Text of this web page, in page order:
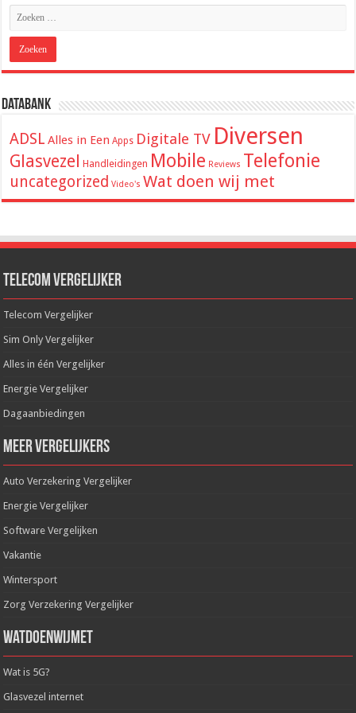
Databank
ADSL Alles in Een Apps Digitale TV Diversen
Glasvezel Handleidingen Mobile Reviews Telefonie
uncategorized Video's Wat doen wij met
Telecom Vergelijker
Telecom Vergelijker
Sim Only Vergelijker
Alles in één Vergelijker
Energie Vergelijker
Dagaanbiedingen
Meer Vergelijkers
Auto Verzekering Vergelijker
Energie Vergelijker
Software Vergelijken
Vakantie
Wintersport
Zorg Verzekering Vergelijker
WatDoenWijMet
Wat is 5G?
Glasvezel internet